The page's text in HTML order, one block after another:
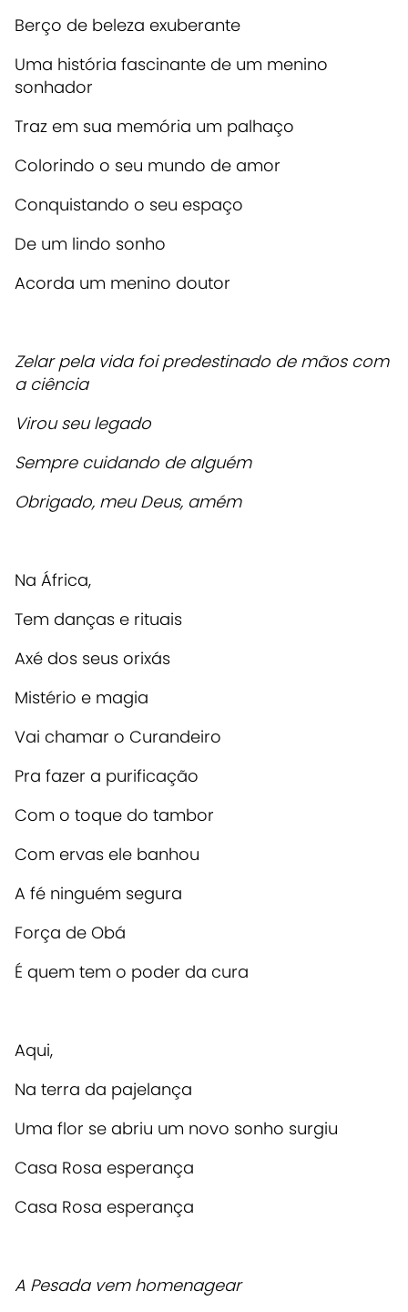
Berço de beleza exuberante
Uma história fascinante de um menino
sonhador
Traz em sua memória um palhaço
Colorindo o seu mundo de amor
Conquistando o seu espaço
De um lindo sonho
Acorda um menino doutor
Zelar pela vida foi predestinado de mãos com
a ciência
Virou seu legado
Sempre cuidando de alguém
Obrigado, meu Deus, amém
Na África,
Tem danças e rituais
Axé dos seus orixás
Mistério e magia
Vai chamar o Curandeiro
Pra fazer a purificação
Com o toque do tambor
Com ervas ele banhou
A fé ninguém segura
Força de Obá
É quem tem o poder da cura
Aqui,
Na terra da pajelança
Uma flor se abriu um novo sonho surgiu
Casa Rosa esperança
Casa Rosa esperança
A Pesada vem homenagear